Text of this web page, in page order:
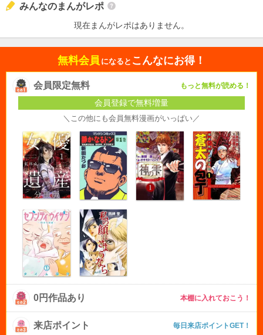
みんなのまんがレポ
現在まんがレポはありません。
無料会員 になると こんなにお得！
会員限定無料 もっと無料が読める！
会員登録で無料増量
＼この他にも会員無料漫画がいっぱい／
0円作品あり 本棚に入れておこう！
来店ポイント 毎日来店ポイントGET！